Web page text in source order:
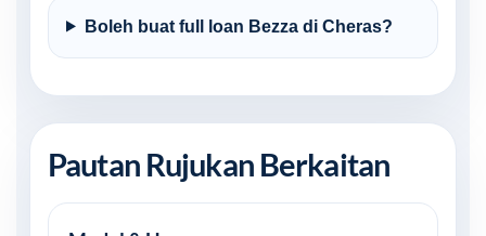
Boleh buat full loan Bezza di Cheras?
Pautan Rujukan Berkaitan